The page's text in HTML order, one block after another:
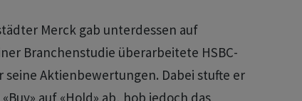
Merck gab unterdessen auf
Branchenstudie überarbeitete HSBC-
seine Aktienbewertungen. Dabei stufte er